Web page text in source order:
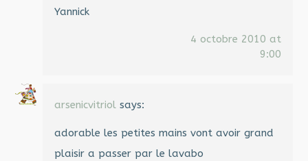
Yannick
4 octobre 2010 at
9:00
arsenicvitriol says:
adorable les petites mains vont avoir grand
plaisir a passer par le lavabo